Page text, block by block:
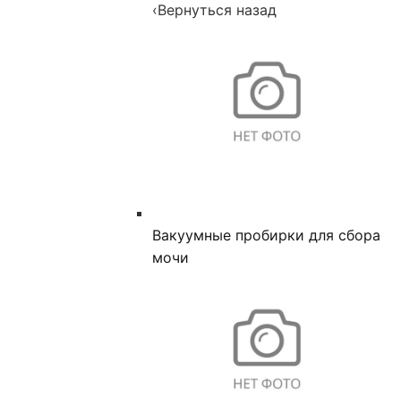
‹Вернуться назад
Вакуумные пробирки для сбора
мочи